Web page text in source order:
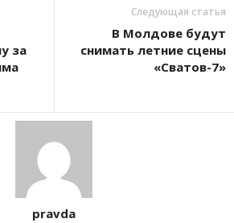
за
Следующая статья
В Молдове будут
снимать летние сцены
«Сватов-7»
pravda